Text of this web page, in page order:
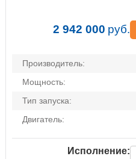
2 942 000 руб.
Производитель:
Мощность:
Тип запуска:
Двигатель:
Исполнение: